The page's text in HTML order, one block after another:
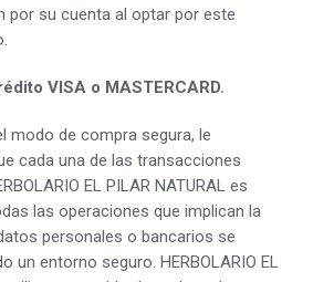
por su cuenta al optar por este
VISA o MASTERCARD.
modo de compra segura, le
cada una de las transacciones
EL PILAR NATURAL es
las operaciones que implican la
personales o bancarios se
un entorno seguro. HERBOLARIO EL